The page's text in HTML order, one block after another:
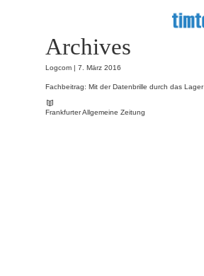
Archives
Logcom | 7. März 2016
Fachbeitrag: Mit der Datenbrille durch das Lager
Frankfurter Allgemeine Zeitung